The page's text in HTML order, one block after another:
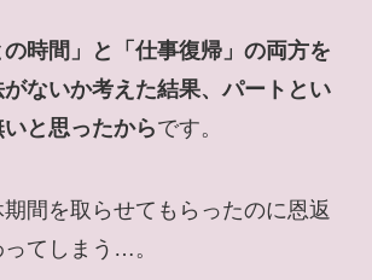
の時間」と「仕事復帰」の両方を
ないか考えた結果、パートとい
と思ったからです。
間を取らせてもらったのに恩返
てしまう…。